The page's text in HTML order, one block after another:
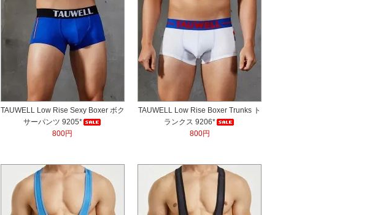
TAUWELL Low Rise Sexy Boxer ボク
サーパンツ 9205*
800円
TAUWELL Low Rise Boxer Trunks ト
ランクス 9206*
800円